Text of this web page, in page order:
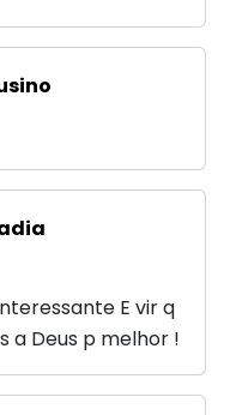
E vir q
a Deus p melhor !